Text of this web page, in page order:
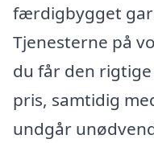
færdigbygget
Tjenesterne på
du får den
pris, samtidig
undgår